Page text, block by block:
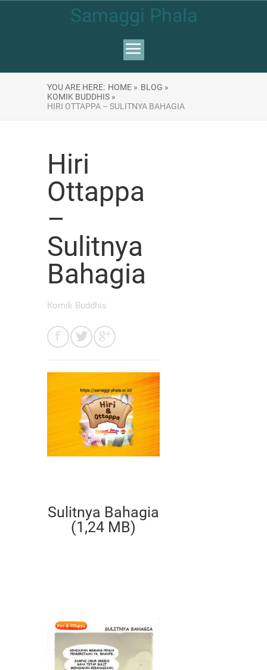
Samaggi Phala
YOU ARE HERE: HOME » BLOG »
KOMIK BUDDHIS »
HIRI OTTAPPA – SULITNYA BAHAGIA
Hiri
Ottappa
–
Sulitnya
Bahagia
Komik Buddhis
Sulitnya Bahagia
(1,24 MB)